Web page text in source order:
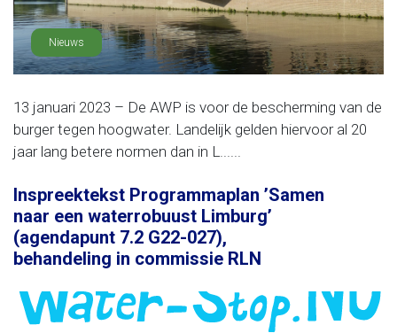
Nieuws
13 januari 2023 – De AWP is voor de bescherming van de
burger tegen hoogwater. Landelijk gelden hiervoor al 20
jaar lang betere normen dan in L......
Inspreektekst Programmaplan ’Samen
naar een waterrobuust Limburg’
(agendapunt 7.2 G22-027),
behandeling in commissie RLN